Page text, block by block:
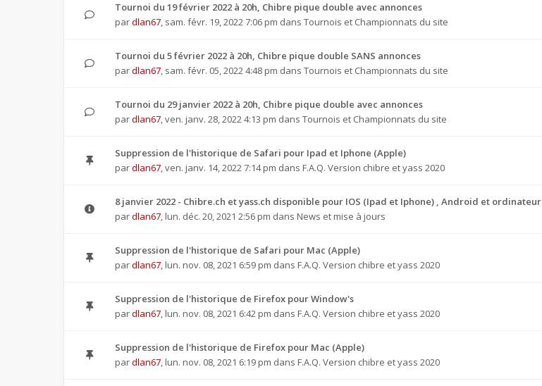
Tournoi du 19 février 2022 à 20h, Chibre pique double avec annonces
pardlan67, sam. févr. 19, 2022 7:06 pm dans Tournois et Championnats du site
Tournoi du 5 février 2022 à 20h, Chibre pique double SANS annonces
pardlan67, sam. févr. 05, 2022 4:48 pm dans Tournois et Championnats du site
Tournoi du 29 janvier 2022 à 20h, Chibre pique double avec annonces
pardlan67,ven. janv. 28, 2022 4:13 pm dans Tournois et Championnats du site
Suppression de l'historique de Safari pour Ipad et Iphone (Apple)
pardlan67,ven. janv. 14, 2022 7:14 pm dans F.A.Q. Version chibre et yass 2020
8 janvier 2022 - Chibre.ch et yass.ch disponible pour IOS (Ipad et Iphone) , Android et ordinateur
pardlan67, lun. déc. 20, 2021 2:56 pm dans News et mise à jours
Suppression de l'historique de Safari pour Mac (Apple)
pardlan67, lun. nov. 08, 2021 6:59 pm dans F.A.Q. Version chibre et yass 2020
Suppression de l'historique de Firefox pour Window's
pardlan67, lun. nov. 08, 2021 6:42 pm dans F.A.Q. Version chibre et yass 2020
Suppression de l'historique de Firefox pour Mac (Apple)
pardlan67, lun. nov. 08, 2021 6:19 pm dans F.A.Q. Version chibre et yass 2020